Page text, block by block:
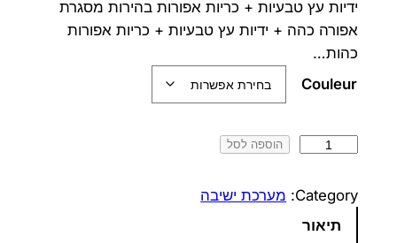
ו
ר
ה
י
:
כ
ח
ה
ידיות עץ טבעיות + כריות אפורות בהירות מסגרת
אפורה כהה + ידיות עץ טבעיות + כריות אפורות
כהות…
Couleur
ו
הוספה לסל
Category: מערכת ישיבה
תיאור